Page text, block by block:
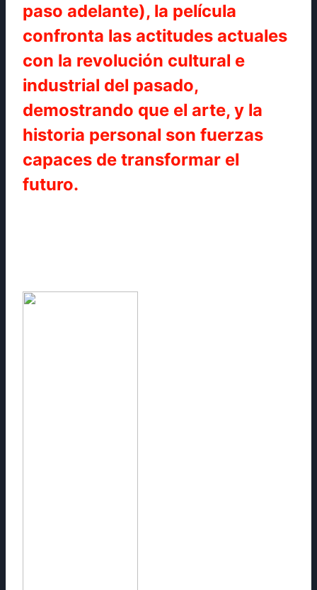
paso adelante), la película
confronta las actitudes actuales
con la revolución cultural e
industrial del pasado,
demostrando que el arte, y la
historia personal son fuerzas
capaces de transformar el
futuro.